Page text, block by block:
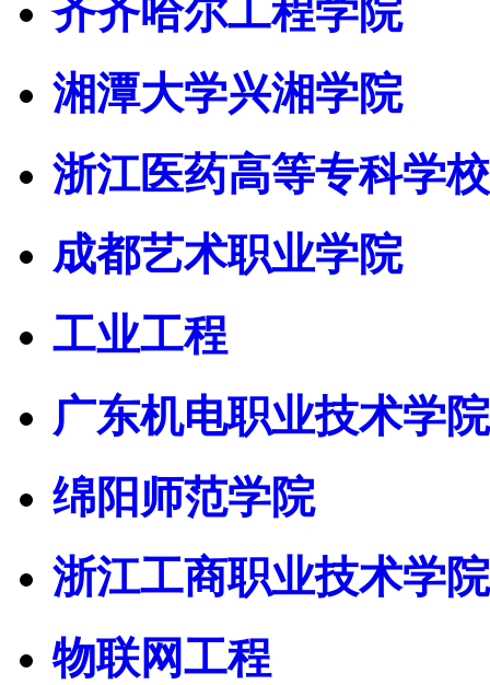
齐齐哈尔工程学院
湘潭大学兴湘学院
浙江医药高等专科学校
成都艺术职业学院
工业工程
广东机电职业技术学院
绵阳师范学院
浙江工商职业技术学院
物联网工程